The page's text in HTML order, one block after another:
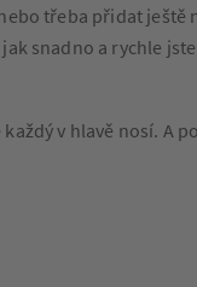
třeba přidat ještě
snadno a rychle
v hlavě nosí. A